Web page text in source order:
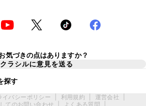
気づきの点はありますか？
クラシルに意見を送る
探す
イバシーポリシー 利用規約 運営会社
てのお問い合わせ
よくある質問